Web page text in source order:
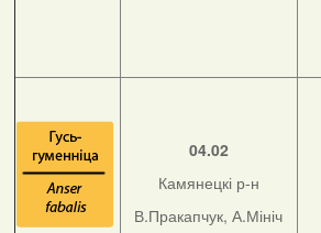
04.02
Камянецкі р-н
В.Пракапчук, А.Мініч